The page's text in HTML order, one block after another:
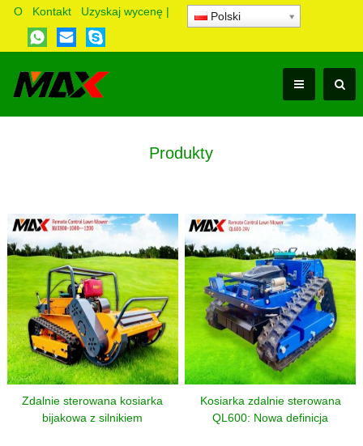
O Kontakt Uzyskaj wycenę| Polski
Produkty
Zdalnie sterowana kosiarka
bijakowa z silnikiem
Kosiarka zdalnie sterowana
QL600: Nowa definicja